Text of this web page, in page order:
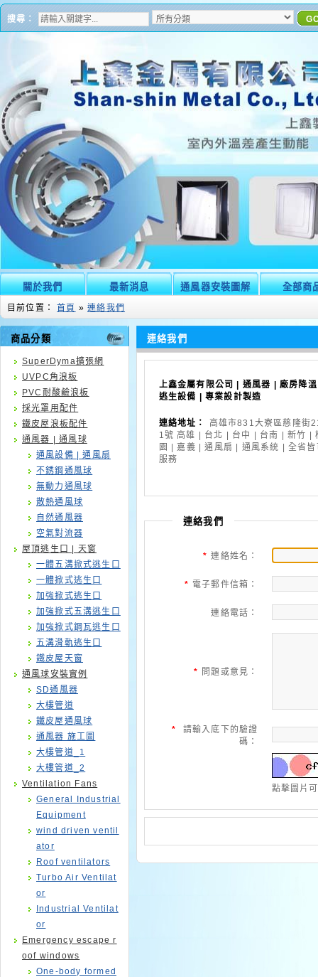
搜尋：
關於我們 最新消息 通風器安裝圖解 全部商
目前位置： 首頁 »連絡我們
商品分類
SuperDyma擴張網
UVPC角浪板
PVC耐酸鹼浪板
採光罩用配件
鐵皮屋浪板配件
通風器 | 通風球
通風設備 | 通風扇
不銹鋼通風球
無動力通風球
散熱通風球
自然通風器
空氣對流器
屋頂逃生口 | 天窗
一體五溝掀式逃生口
一體掀式逃生口
加強掀式逃生口
加強掀式五溝逃生口
加強掀式鋼瓦逃生口
五溝滑軌逃生口
鐵皮屋天窗
通風球安裝實例
SD通風器
大樓管道
鐵皮屋通風球
通風器 施工圖
大樓管道_1
大樓管道_2
Ventilation Fans
General Industrial
Equipment
wind driven ventil
ator
Roof ventilators
Turbo Air Ventilat
or
Industrial Ventilat
or
Emergency escape r
oof windows
One-body formed
連絡我們
上鑫金屬有限公司 | 通風器 | 廠房降
逃生設備 | 專業設計製造
連絡地址：
高雄市831大寮區慈隆街
1號 高雄 | 台北 | 台中 | 台南 | 新竹 |
園 | 嘉義 | 通風扇 | 通風系統 | 全省皆
服務
連絡我們
* 連絡姓名：
* 電子郵件信箱：
連絡電話：
* 問題或意見：
*
請輸入底下的驗證
碼：
點擊圖片